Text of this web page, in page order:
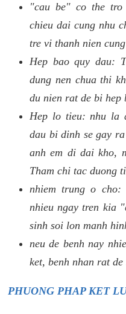
"cau be" co the tro
chieu dai cung nhu
tre vi thanh nien
Hep bao quy dau:
dung nen chua thi
du nien rat de bi hep
Hep lo tieu: nhu la
dau bi dinh se gay
anh em di dai kho,
Tham chi tac duong
nhiem trung o cho:
nhieu ngay tren kia
sinh soi lon manh
neu de benh nay
ket, benh nhan rat
PHUONG PHAP KET